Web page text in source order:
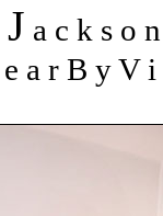
J a c k s o
a r B y V